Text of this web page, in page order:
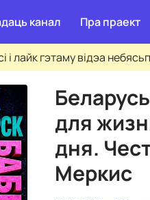
канал Пра праект
і лайк гэтаму відэа
для
дня.
Меркис